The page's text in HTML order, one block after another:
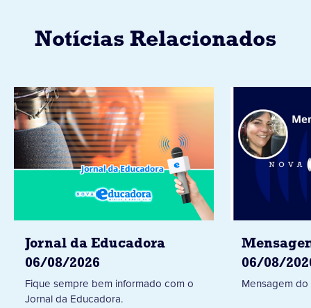
Notícias Relacionados
Jornal da Educadora
06/08/2026
Fique sempre bem informado com o
Jornal da Educadora.
06/08/
Mensagem do